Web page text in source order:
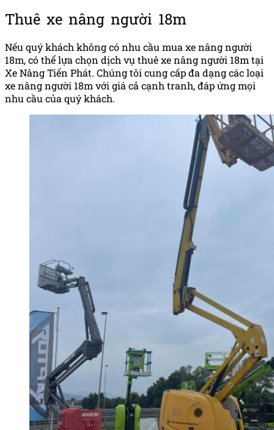
Thuê xe nâng người 18m
Nếu quý khách không có nhu cầu mua xe nâng người
18m, có thể lựa chọn dịch vụ thuê xe nâng người 18m tại
Xe Nâng Tiến Phát. Chúng tôi cung cấp đa dạng các loại
xe nâng người 18m với giá cả cạnh tranh, đáp ứng mọi
nhu cầu của quý khách.